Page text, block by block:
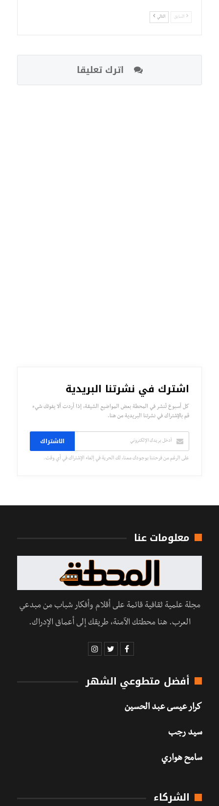
السابق التالي
اترك تعليقا
اشترك في نشرتنا البريدية
كل أسبوع تُنشر في المحطة بعض المواضيع الشيقة، إذا أردت ألا يفوتك شيء
قم بالإشتراك في نشرتنا البريدية من هنا.
الاشتراك
على الرغم من فرحتنا بوجودك معنا، لك الحرية في إلغاء الإشتراك في أي وقت.
معلومات عنا
مجلة علمية ثقافية قائمة على أقلام وأفكار شباب من مبدعي
العرب. هنا محطتك الآمنة، طريقك إلى أعماق الإدراك.
أفضل متطوعي الشهر
كرار عيسى عبد الحسين
سيد رجب
سامح هواري
الشركاء